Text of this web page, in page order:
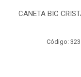
CANETA BIC
Código: 323